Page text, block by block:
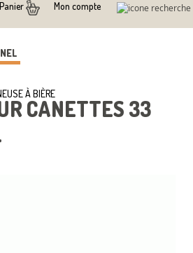
Panier Mon compte
À BIÈRE
CANETTES 33